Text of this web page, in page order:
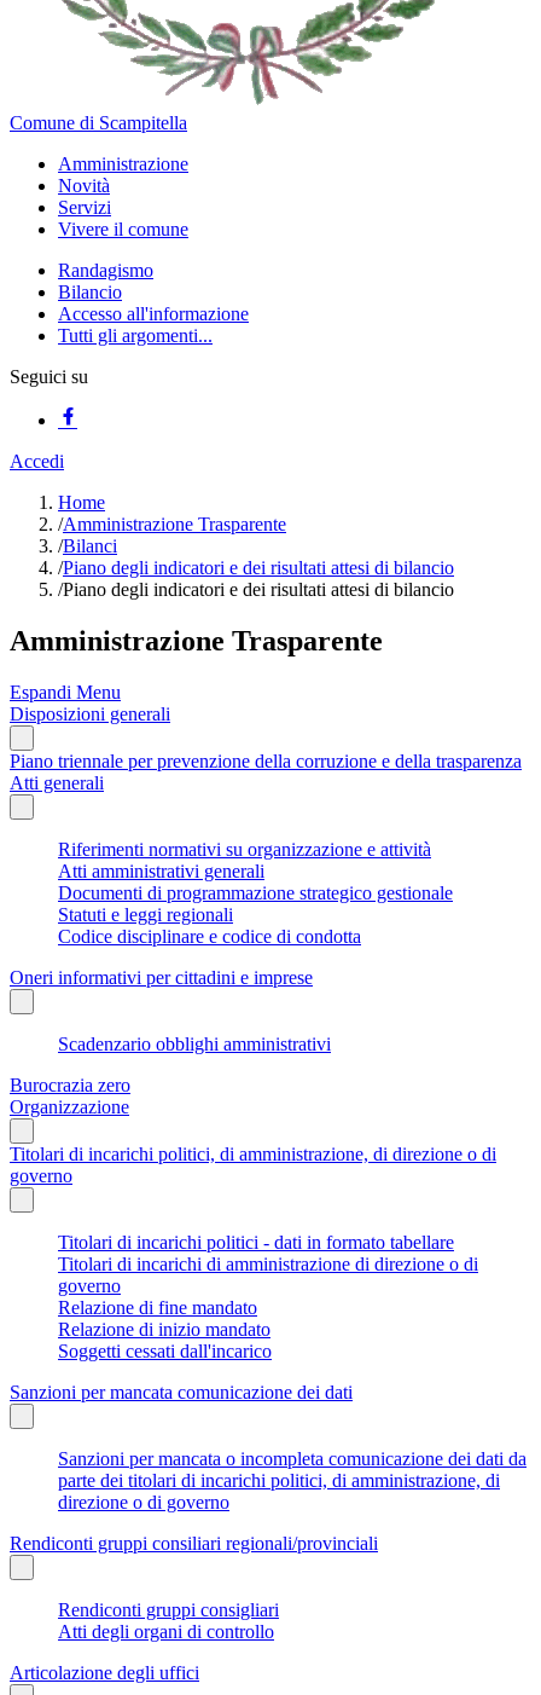
Comune di Scampitella
Amministrazione
Novità
Servizi
Vivere il comune
Randagismo
Bilancio
Accesso all'informazione
Tutti gli argomenti...
Seguici su
Accedi
Home
/Amministrazione Trasparente
/Bilanci
/Piano degli indicatori e dei risultati attesi di bilancio
/Piano degli indicatori e dei risultati attesi di bilancio
Amministrazione Trasparente
Espandi Menu
Disposizioni generali
Piano triennale per prevenzione della corruzione e della trasparenza
Atti generali
Riferimenti normativi su organizzazione e attività
Atti amministrativi generali
Documenti di programmazione strategico gestionale
Statuti e leggi regionali
Codice disciplinare e codice di condotta
Oneri informativi per cittadini e imprese
Scadenzario obblighi amministrativi
Burocrazia zero
Organizzazione
Titolari di incarichi politici, di amministrazione, di direzione o di
governo
Titolari di incarichi politici - dati in formato tabellare
Titolari di incarichi di amministrazione di direzione o di
governo
Relazione di fine mandato
Relazione di inizio mandato
Soggetti cessati dall'incarico
Sanzioni per mancata comunicazione dei dati
Sanzioni per mancata o incompleta comunicazione dei dati da
parte dei titolari di incarichi politici, di amministrazione, di
direzione o di governo
Rendiconti gruppi consiliari regionali/provinciali
Rendiconti gruppi consigliari
Atti degli organi di controllo
Articolazione degli uffici